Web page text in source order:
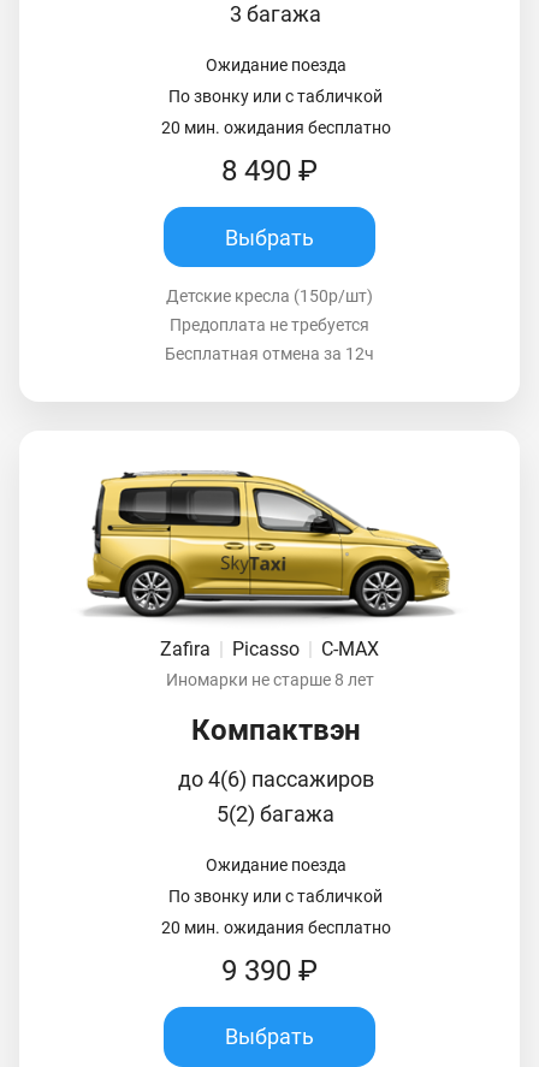
3 багажа
Ожидание поезда
По звонку или с табличкой
20 мин. ожидания бесплатно
8 490 ₽
Выбрать
Детские кресла (150р/шт)
Предоплата не требуется
Бесплатная отмена за 12ч
Zafira | Picasso | C-MAX
Иномарки не старше 8 лет
Компактвэн
до 4(6) пассажиров
5(2) багажа
Ожидание поезда
По звонку или с табличкой
20 мин. ожидания бесплатно
9 390 ₽
Выбрать